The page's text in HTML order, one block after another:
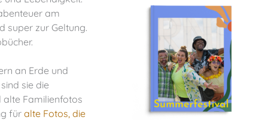
am
super zur Geltung.
an Erde und
sie die
alte Familienfotos
für alte Fotos, die